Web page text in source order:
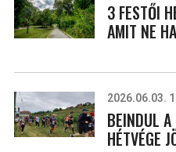
3 FESTŐI
AMIT NE
2026.06.03.
BEINDUL A
HÉTVÉGE